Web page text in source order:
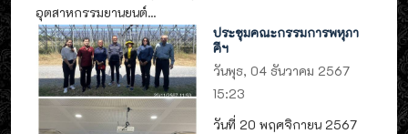
อุตสาหกรรมยานยนต์...
ประชุมคณะกรรมการพหุภา
คีฯ
วันพุธ, 04 ธันวาคม 2567
15:23
วันที่ 20 พฤศจิกายน 2567